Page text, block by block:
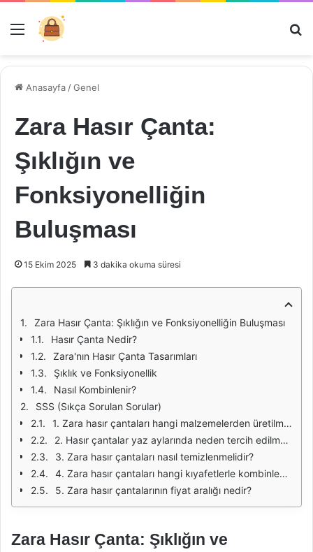
Menü
Anasayfa /Genel
Zara Hasır Çanta:
Şıklığın ve
Fonksiyonelliğin
Buluşması
15 Ekim 2025 3 dakika okuma süresi
Zara Hasır Çanta: Şıklığın ve Fonksiyonelliğin Buluşması
Hasır Çanta Nedir?
Zara'nın Hasır Çanta Tasarımları
Şıklık ve Fonksiyonellik
Nasıl Kombinlenir?
SSS (Sıkça Sorulan Sorular)
1. Zara hasır çantaları hangi malzemelerden üretilmektedir?
2. Hasır çantalar yaz aylarında neden tercih edilmektedir?
3. Zara hasır çantaları nasıl temizlenmelidir?
4. Zara hasır çantaları hangi kıyafetlerle kombinlenebilir?
5. Zara hasır çantalarının fiyat aralığı nedir?
Zara Hasır Çanta: Şıklığın ve